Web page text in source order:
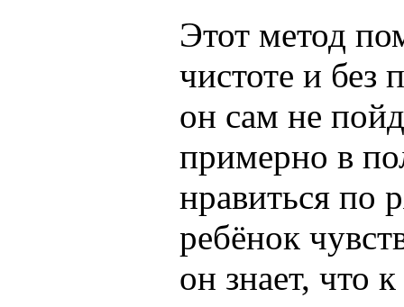
Этот метод
чистоте и без
он сам не
примерно в
нравиться по
ребёнок
он знает, что